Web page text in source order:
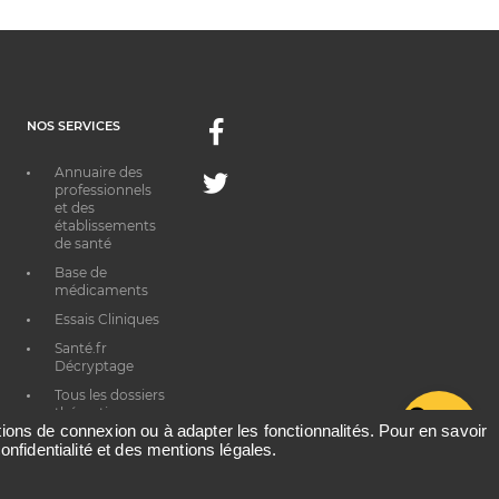
NOS SERVICES
Annuaire des
professionnels
et des
établissements
de santé
Base de
médicaments
Essais Cliniques
Santé.fr
Décryptage
Tous les dossiers
thématiques
Facebook
Twitter
de connexion ou à adapter les fonctionnalités. Pour en savoir
et des mentions légales.